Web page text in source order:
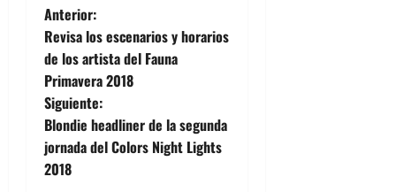
N
a
v
e
g
Anterior:
Revisa los escenarios y horarios
de los artista del Fauna
Primavera 2018
Siguiente:
Blondie headliner de la segunda
jornada del Colors Night Lights
2018